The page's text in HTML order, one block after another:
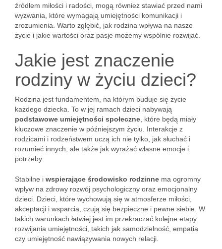
źródłem miłości i radości, mogą również stawiać przed nami
wyzwania, które wymagają umiejętności komunikacji i
zrozumienia. Warto zgłębić, jak rodzina wpływa na nasze
życie i jakie wartości oraz pasje możemy wspólnie rozwijać.
Jakie jest znaczenie
rodziny w życiu dzieci?
Rodzina jest fundamentem, na którym buduje się życie
każdego dziecka. To w jej ramach dzieci nabywają
podstawowe umiejętności społeczne , które będą miały
kluczowe znaczenie w późniejszym życiu. Interakcje z
rodzicami i rodzeństwem uczą ich nie tylko, jak słuchać i
rozumieć innych, ale także jak wyrażać własne emocje i
potrzeby.
Stabilne i wspierające środowisko rodzinne ma ogromny
wpływ na zdrowy rozwój psychologiczny oraz emocjonalny
dzieci. Dzieci, które wychowują się w atmosferze miłości,
akceptacji i wsparcia, czują się bezpieczne i pewne siebie. W
takich warunkach łatwiej jest im przekraczać kolejne etapy
rozwijania umiejętności, takich jak samodzielność, empatia
czy umiejętność nawiązywania nowych relacji.